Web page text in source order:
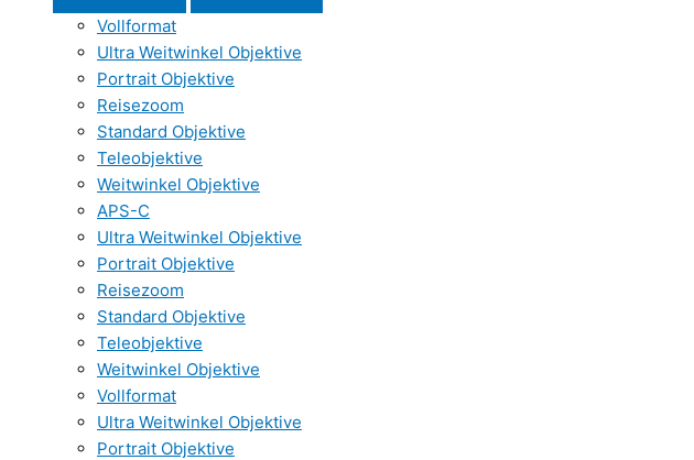
Vollformat
Ultra Weitwinkel Objektive
Portrait Objektive
Reisezoom
Standard Objektive
Teleobjektive
Weitwinkel Objektive
APS-C
Ultra Weitwinkel Objektive
Portrait Objektive
Reisezoom
Standard Objektive
Teleobjektive
Weitwinkel Objektive
Vollformat
Ultra Weitwinkel Objektive
Portrait Objektive